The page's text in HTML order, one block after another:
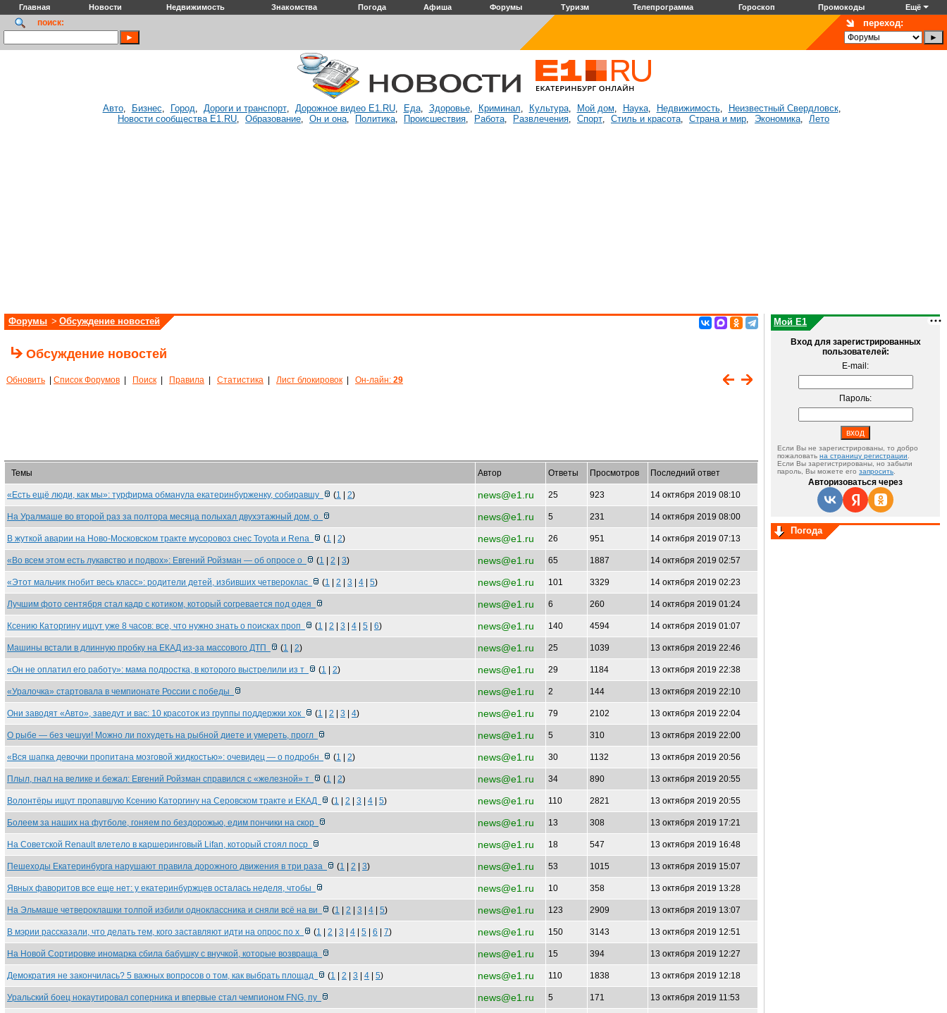
Главная Новости Недвижимость Знакомства Погода Афиша Форумы Туризм Телепрограмма Гороскоп Промокоды Ещё
поиск: переход:
Авто, Бизнес, Город, Дороги и транспорт, Дорожное видео E1.RU, Еда, Здоровье, Криминал, Культура, Мой дом, Наука, Недвижимость, Неизвестный Свердловск,
Новости сообщества E1.RU, Образование, Он и она, Политика, Происшествия, Работа, Развлечения, Спорт, Стиль и красота, Страна и мир, Экономика, Лето
Форумы > Обсуждение новостей
Обсуждение новостей
Обновить Список Форумов Поиск Правила Статистика Лист блокировок Он-лайн: 29
Темы Автор Ответы Просмотров Последний ответ
«Есть ещё люди, как мы»: турфирма обманула екатеринбурженку, собиравшу (1 2) news@e1.ru 25 923 14 октября 2019 08:10
На Уралмаше во второй раз за полтора месяца полыхал двухэтажный дом, о news@e1.ru 5 231 14 октября 2019 08:00
В жуткой аварии на Ново-Московском тракте мусоровоз снес Toyota и Rena (1 2) news@e1.ru 26 951 14 октября 2019 07:13
«Во всем этом есть лукавство и подвох»: Евгений Ройзман — об опросе о (1 2 3) news@e1.ru 65 1887 14 октября 2019 02:57
«Этот мальчик гнобит весь класс»: родители детей, избивших четвероклас (1 2 3 4 5) news@e1.ru 101 3329 14 октября 2019 02:23
Лучшим фото сентября стал кадр с котиком, который согревается под одея news@e1.ru 6 260 14 октября 2019 01:24
Ксению Каторгину ищут уже 8 часов: все, что нужно знать о поисках проп (1 2 3 4 5 6) news@e1.ru 140 4594 14 октября 2019 01:07
Машины встали в длинную пробку на ЕКАД из-за массового ДТП (1 2) news@e1.ru 25 1039 13 октября 2019 22:46
«Он не оплатил его работу»: мама подростка, в которого выстрелили из т (1 2) news@e1.ru 29 1184 13 октября 2019 22:38
«Уралочка» стартовала в чемпионате России с победы news@e1.ru 2 144 13 октября 2019 22:10
Они заводят «Авто», заведут и вас: 10 красоток из группы поддержки хок (1 2 3 4) news@e1.ru 79 2102 13 октября 2019 22:04
О рыбе — без чешуи! Можно ли похудеть на рыбной диете и умереть, прогл news@e1.ru 5 310 13 октября 2019 22:00
«Вся шапка девочки пропитана мозговой жидкостью»: очевидец — о подробн (1 2) news@e1.ru 30 1132 13 октября 2019 20:56
Плыл, гнал на велике и бежал: Евгений Ройзман справился с «железной» т (1 2) news@e1.ru 34 890 13 октября 2019 20:55
Волонтёры ищут пропавшую Ксению Каторгину на Серовском тракте и ЕКАД (1 2 3 4 5) news@e1.ru 110 2821 13 октября 2019 20:55
Болеем за наших на футболе, гоняем по бездорожью, едим пончики на скор news@e1.ru 13 308 13 октября 2019 17:21
На Советской Renault влетело в каршеринговый Lifan, который стоял поср news@e1.ru 18 547 13 октября 2019 16:48
Пешеходы Екатеринбурга нарушают правила дорожного движения в три раза (1 2 3) news@e1.ru 53 1015 13 октября 2019 15:07
Явных фаворитов все еще нет: у екатеринбуржцев осталась неделя, чтобы news@e1.ru 10 358 13 октября 2019 13:28
На Эльмаше четвероклашки толпой избили одноклассника и сняли всё на ви (1 2 3 4 5) news@e1.ru 123 2909 13 октября 2019 13:07
В мэрии рассказали, что делать тем, кого заставляют идти на опрос по х (1 2 3 4 5 6 7) news@e1.ru 150 3143 13 октября 2019 12:51
На Новой Сортировке иномарка сбила бабушку с внучкой, которые возвраща news@e1.ru 15 394 13 октября 2019 12:27
Демократия не закончилась? 5 важных вопросов о том, как выбрать площад (1 2 3 4 5) news@e1.ru 110 1838 13 октября 2019 12:18
Уральский боец нокаутировал соперника и впервые стал чемпионом FNG, пу news@e1.ru 5 171 13 октября 2019 11:53
Мой E1
Вход для зарегистрированных
пользователей:
E-mail:
Пароль:
Если Вы не зарегистрированы, то добро
пожаловать на страницу регистрации
Если Вы зарегистрированы, но забыли
пароль, Вы можете его запросить
Авторизоваться через
Погода